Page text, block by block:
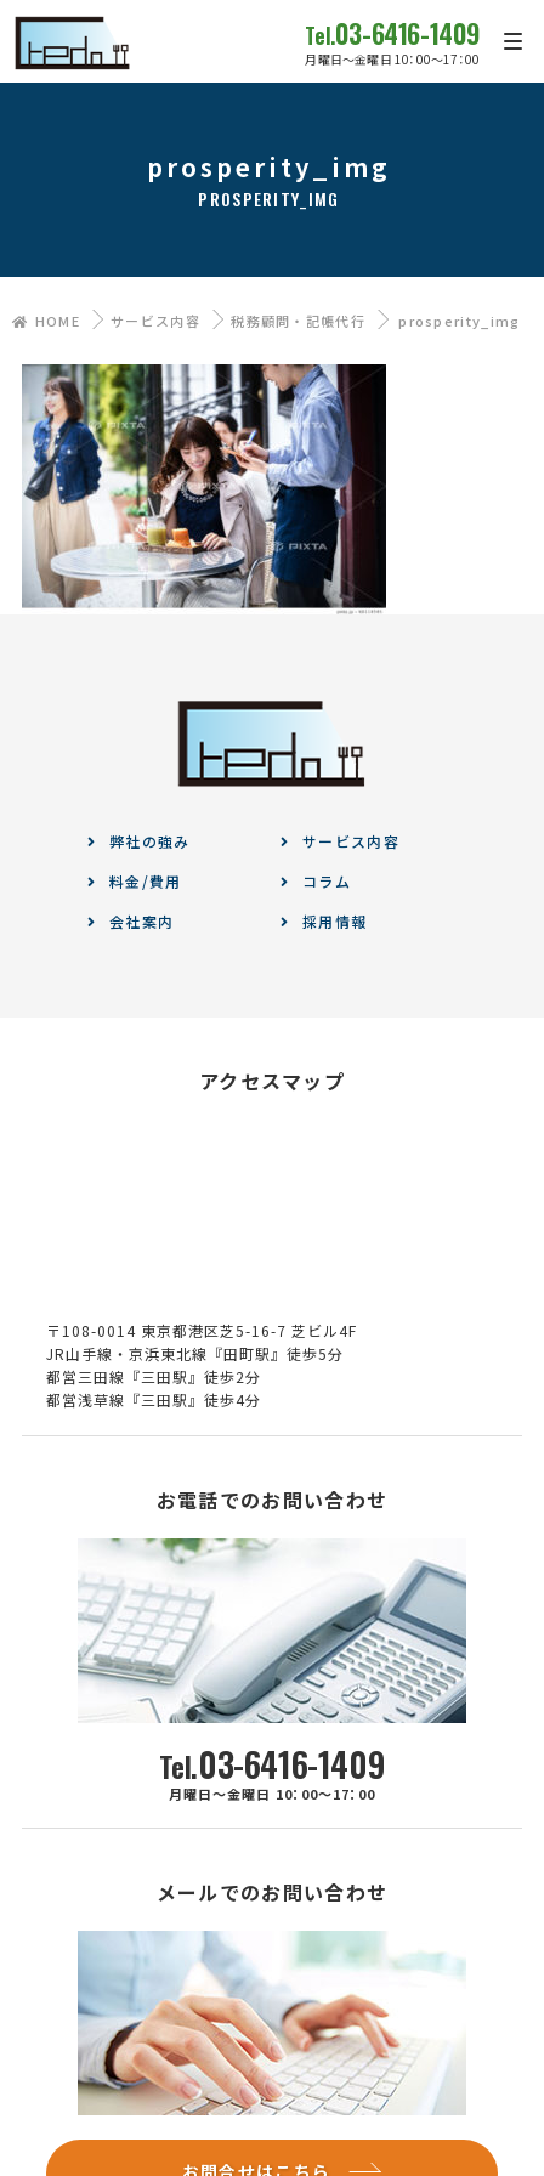
Tel.03-6416-1409
月曜日～金曜日 10：00～17：00
prosperity_img
PROSPERITY_IMG
HOME サービス内容 税務顧問・記帳代行 prosperity_img
弊社の強み
サービス内容
料金/費用
コラム
会社案内
採用情報
アクセスマップ
〒108-0014 東京都港区芝5-16-7 芝ビル4F
JR山手線・京浜東北線『田町駅』徒歩5分
都営三田線『三田駅』徒歩2分
都営浅草線『三田駅』徒歩4分
お電話でのお問い合わせ
Tel.03-6416-1409
月曜日～金曜日 10：00～17：00
メールでのお問い合わせ
お問合せはこちら